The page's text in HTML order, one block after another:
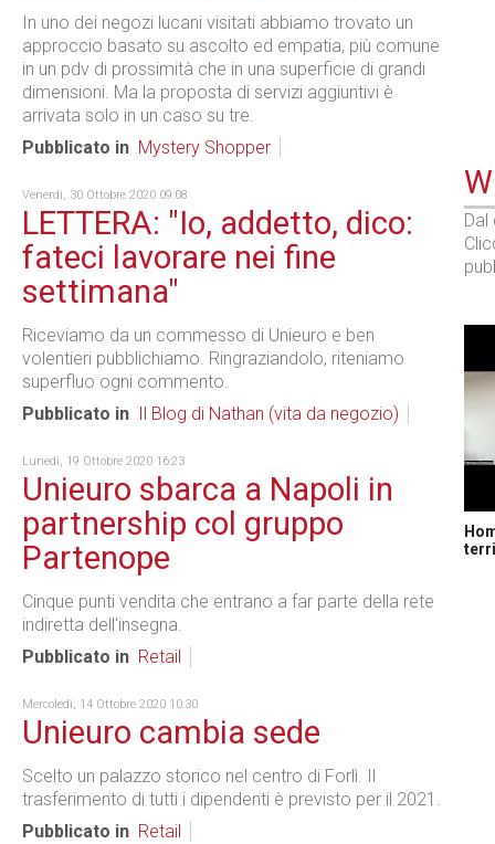
In uno dei negozi lucani visitati abbiamo trovato un
approccio basato su ascolto ed empatia, più comune
in un pdv di prossimità che in una superficie di grandi
dimensioni. Ma la proposta di servizi aggiuntivi è
arrivata solo in un caso su tre.
Pubblicato in Mystery Shopper
Venerdì, 30 Ottobre 2020 09:08
LETTERA: "Io, addetto, dico:
fateci lavorare nei fine
settimana"
Riceviamo da un commesso di Unieuro e ben
volentieri pubblichiamo. Ringraziandolo, riteniamo
superfluo ogni commento.
Pubblicato in
Il Blog di Nathan (vita da negozio)
Lunedì, 19 Ottobre 2020 16:23
Unieuro sbarca a Napoli in
partnership col gruppo
Partenope
Cinque punti vendita che entrano a far parte della rete
indiretta dell'insegna.
Pubblicato in Retail
Mercoledì, 14 Ottobre 2020 10:30
Unieuro cambia sede
Scelto un palazzo storico nel centro di Forlì. Il
trasferimento di tutti i dipendenti è previsto per il 2021.
Pubblicato in Retail